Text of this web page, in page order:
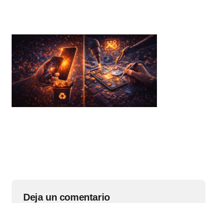
Deja un comentario